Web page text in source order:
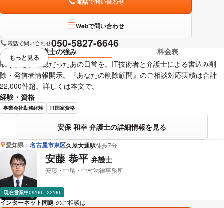
Webで問い合わせ
電話で問い合わせ050-5827-6646
弁護士の強み
料金表
取り戻せ、平穏だったあの日常を。IT技術者と弁護士による書込み削
除・発信者情報開示。『あなたの削除顧問』のご相談対応実績は合計
22,000件超。詳しくは本文で。
経験・資格
事業会社勤務経験 IT国家資格
安保 和幸 弁護士の詳細情報を見る
視覚的に省略されている要素を
もっと見る
愛知県 名古屋市東区久屋大通駅徒歩7分
安藤 恭平 弁護士
安藤・中尾・中村法律事務所
現在営業中09:00 - 22:00
インターネット問題 のご相談は